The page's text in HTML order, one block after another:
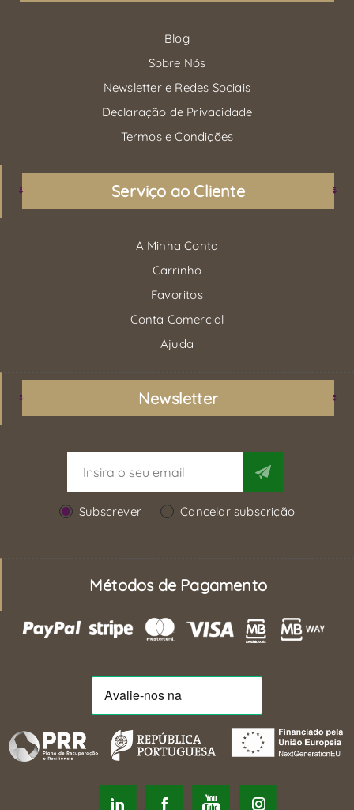
Blog
Sobre Nós
Newsletter e Redes Sociais
Declaração de Privacidade
Termos e Condições
Serviço ao Cliente
A Minha Conta
Carrinho
Favoritos
Conta Comercial
Ajuda
Newsletter
Subscrever Cancelar subscrição
Métodos de Pagamento